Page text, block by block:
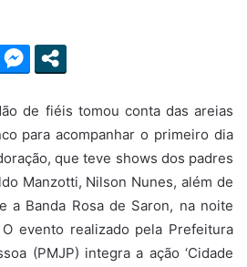
de fiéis tomou conta das areias
para acompanhar o primeiro dia
que teve shows dos padres
Manzotti, Nilson Nunes, além de
a Banda Rosa de Saron, na noite
evento realizado pela Prefeitura
(PMJP) integra a ação ‘Cidade